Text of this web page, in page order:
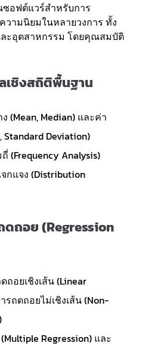
ซอฟต์แวร์สำหรับการ
วามนิยมในหลายวงการ ทั้ง
ะอุตสาหกรรม โดยคุณสมบัติ
เชิงสถิติพื้นฐาน
(Mean, Median) และค่า
Standard Deviation)
(Frequency Analysis)
กแจง (Distribution
ดถอย (Regression
ถอยเชิงเส้น (Linear
รถดถอยไม่เชิงเส้น (Non-
Regression) และ